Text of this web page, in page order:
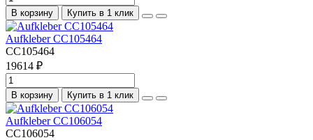
В корзину Купить в 1 клик
Aufkleber CC105464
CC105464
19614 ₽
В корзину Купить в 1 клик
Aufkleber CC106054
CC106054